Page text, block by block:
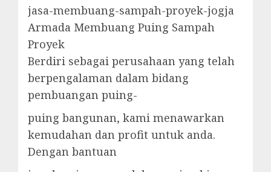
jasa-membuang-sampah-proyek-jogja
Armada Membuang Puing Sampah
Proyek
Berdiri sebagai perusahaan yang telah
berpengalaman dalam bidang
pembuangan puing-
puing bangunan, kami menawarkan
kemudahan dan profit untuk anda.
Dengan bantuan